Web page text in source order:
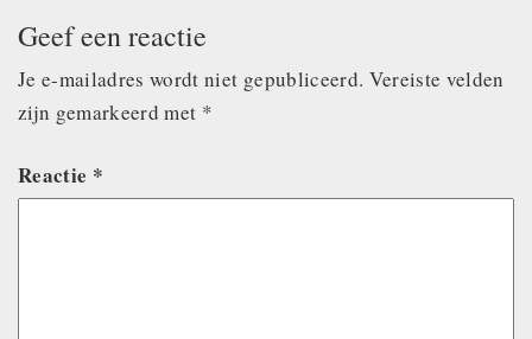
Geef een reactie
Je e-mailadres wordt niet gepubliceerd. Vereiste velden
zijn gemarkeerd met *
Reactie *